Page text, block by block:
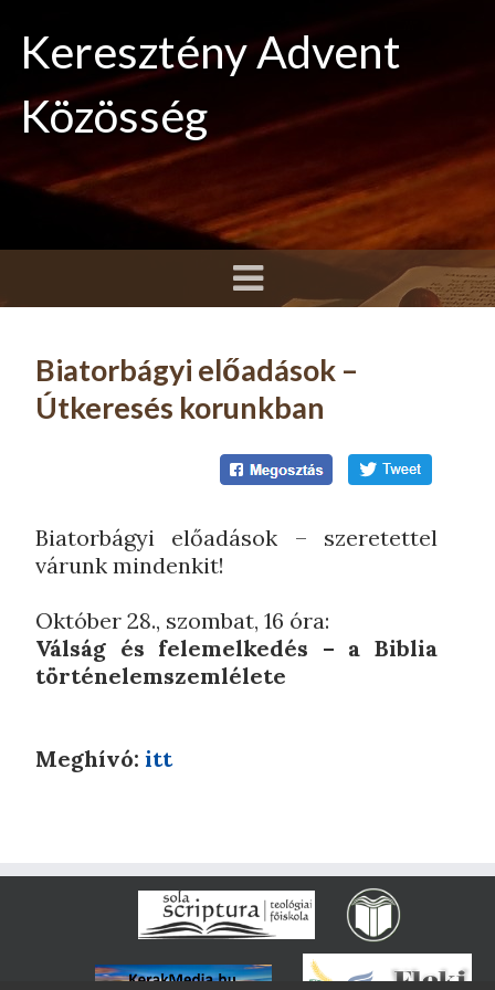
Keresztény Advent
Közösség
Biatorbágyi előadások –
Útkeresés korunkban
Biatorbágyi előadások – szeretettel
várunk mindenkit!
Október 28., szombat, 16 óra:
Válság és felemelkedés – a Biblia
történelemszemlélete
Meghívó:itt